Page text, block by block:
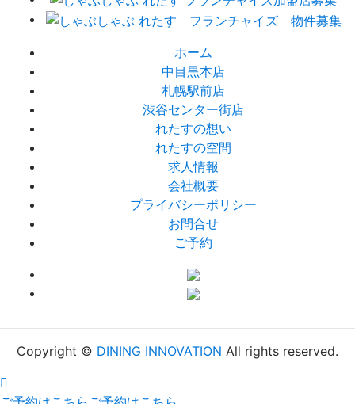
ホーム
中目黒本店
札幌駅前店
渋谷センター街店
れたすの想い
れたすの空間
求人情報
会社概要
プライバシーポリシー
お問合せ
ご予約
Copyright © DINING INNOVATION All rights reserved.